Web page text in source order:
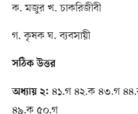
ক. মজুর খ. চাকরিজীবী
গ. কৃষক ঘ. ব্যবসায়ী
সঠিক উত্তর
অধ্যায় ২: ৪১.গ ৪২.ক ৪৩.গ
৪৯.ক ৫০.গ